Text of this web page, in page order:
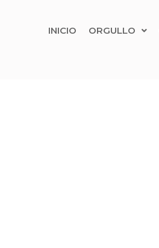
INICIO ORGULLO